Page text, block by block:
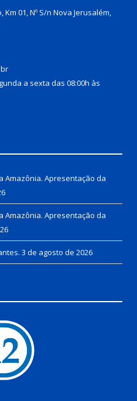
01, Nº S/n Nova Jerusalém,
a sexta das 08:00h às
Amazônia. Apresentação da
Amazônia. Apresentação da
3 de agosto de 2026